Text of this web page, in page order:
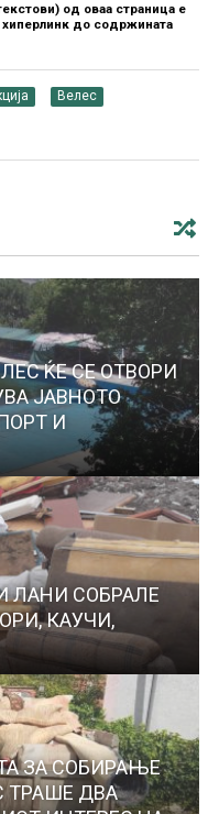
од оваа страница е
до содржината
Велес
ЌЕ СЕ ОТВОРИ
ЈАВНОТО
И
ЛАНИ СОБРАЛЕ
КАУЧИ,
ЗА СОБИРАЊЕ
ТРАШЕ ДВА